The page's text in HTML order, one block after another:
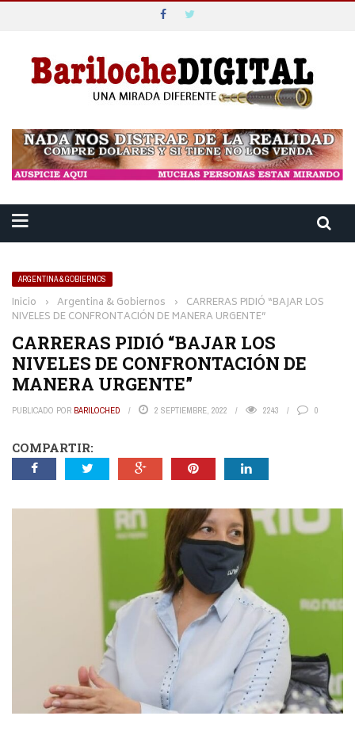
ARGENTINA & GOBIERNOS
Inicio › Argentina & Gobiernos › CARRERAS PIDIÓ “BAJAR LOS
NIVELES DE CONFRONTACIÓN DE MANERA URGENTE”
CARRERAS PIDIÓ “BAJAR LOS
NIVELES DE CONFRONTACIÓN DE
MANERA URGENTE”
PUBLICADO POR BARILOCHED 2 SEPTIEMBRE, 2022 2243 0
COMPARTIR: